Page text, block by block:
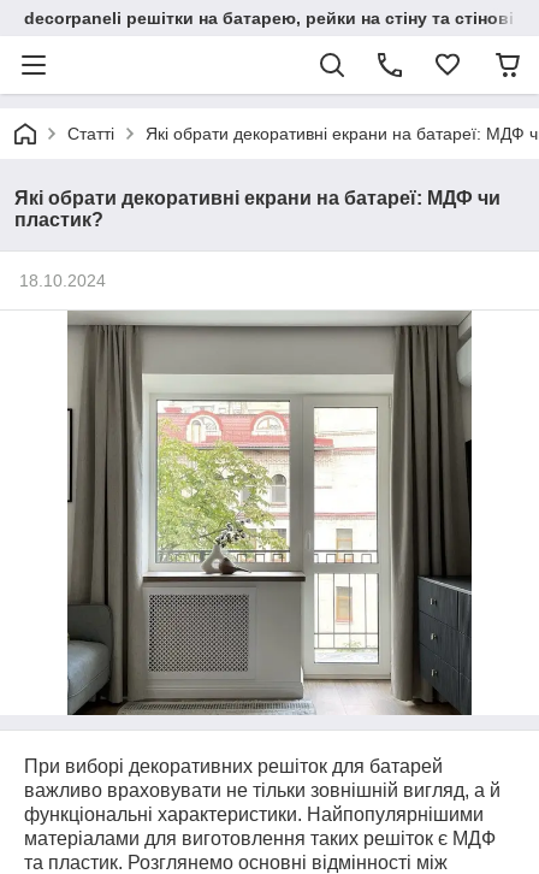
decorpaneli решітки на батарею, рейки на стіну та стінові
Статті Які обрати декоративні екрани на батареї: МДФ
Які обрати декоративні екрани на батареї: МДФ чи
пластик?
18.10.2024
При виборі декоративних решіток для батарей
важливо враховувати не тільки зовнішній вигляд, а й
функціональні характеристики. Найпопулярнішими
матеріалами для виготовлення таких решіток є МДФ
та пластик. Розглянемо основні відмінності між